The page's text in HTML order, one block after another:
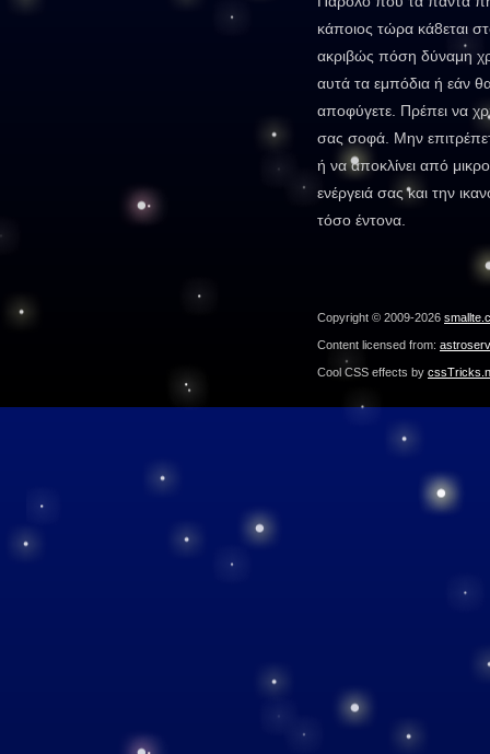
κάποιος τώρα κά8εται
ακριβώς πόση δύναμη
αυτά τα εμπόδια ή εάν
αποφύγετε. Πρέπει να
σας σοφά. Μην
ή να αποκλίνει από
ενέργειά σας και την
τόσο έντονα.
Copyright © 2009-2026
Content licensed from:
Cool CSS effects by